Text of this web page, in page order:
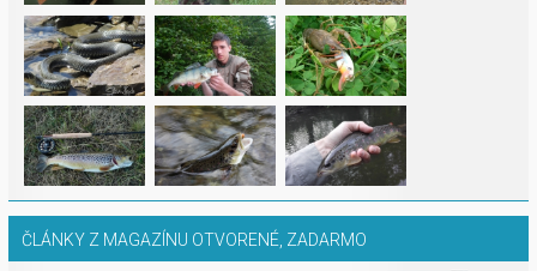
ČLÁNKY Z MAGAZÍNU OTVORENÉ, ZADARMO